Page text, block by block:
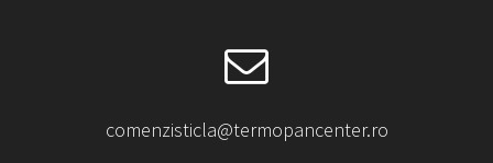
comenzisticla@termopancenter.ro